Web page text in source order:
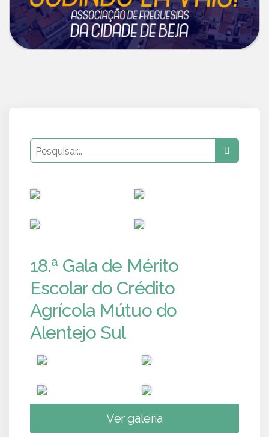
18.ª Gala de Mérito
Escolar do Crédito
Agrícola Mútuo do
Alentejo Sul
Ver galeria